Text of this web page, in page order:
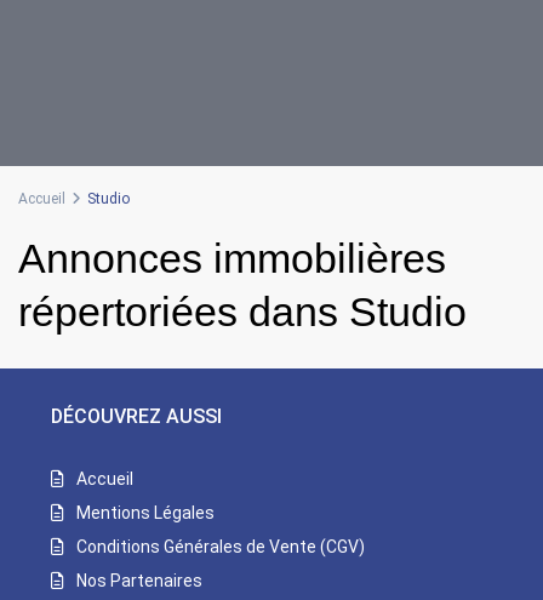
Accueil Studio
Annonces immobilières
répertoriées dans Studio
DÉCOUVREZ AUSSI
Accueil
Mentions Légales
Conditions Générales de Vente (CGV)
Nos Partenaires